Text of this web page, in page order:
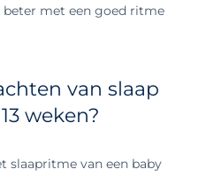
met een goed ritme
van slaap
weken?
slaapritme van een baby